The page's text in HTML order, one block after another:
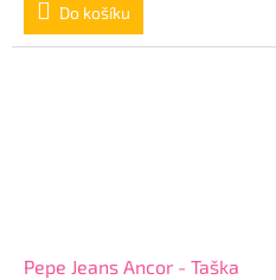
Do košíku
Pepe Jeans Ancor - Taška